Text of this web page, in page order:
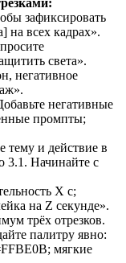
зафиксировать
на всех кадрах».
света».
негативное
негативные
промпты;
тему и действие в
3.1. Начинайте с
X с;
на Z секунде».
трёх отрезков.
палитру явно:
мягкие